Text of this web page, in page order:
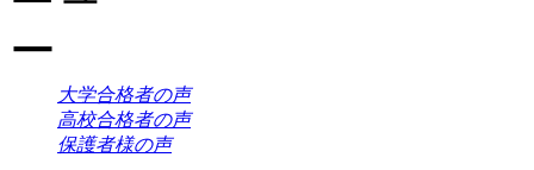
大学合格者の声
高校合格者の声
保護者様の声